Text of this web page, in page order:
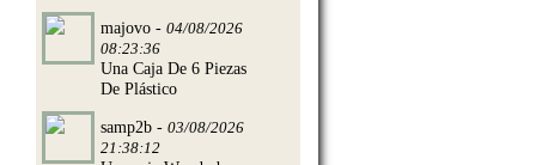
majovo - 04/08/2026
08:23:36
Una Caja De 6 Piezas
De Plástico
samp2b - 03/08/2026
21:38:12